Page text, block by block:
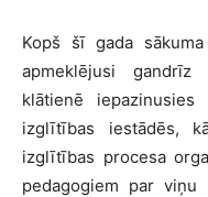
Kopš šī gada
apmeklējusi
klātienē
izglītības iestādēs,
izglītības procesa
pedagogiem par viņu